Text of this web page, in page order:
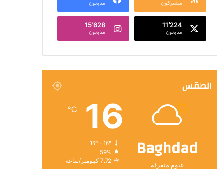
مشتركون متابعون
11٬224
متابعون
15٬628
متابعون
الطقس
Baghdad
غيوم متفرقة
16
℃
16º - 16º
59%
7.72 كيلومتر/ساعة